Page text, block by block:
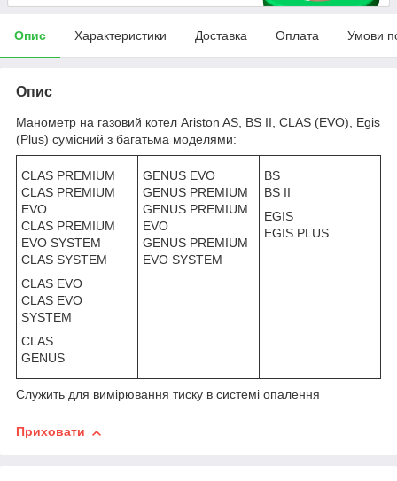
Опис Характеристики Доставка Оплата Умови
Опис
Манометр на газовий котел Ariston AS, BS II, CLAS (EVO), Egis
(Plus) сумісний з багатьма моделями:
CLAS PREMIUM
CLAS PREMIUM
EVO
CLAS PREMIUM
EVO SYSTEM
CLAS SYSTEM
CLAS EVO
CLAS EVO
SYSTEM
CLAS
GENUS
GENUS EVO
GENUS PREMIUM
GENUS PREMIUM
EVO
GENUS PREMIUM
EVO SYSTEM
BS
BS II
EGIS
EGIS PLUS
Служить для вимірювання тиску в системі опалення
Приховати